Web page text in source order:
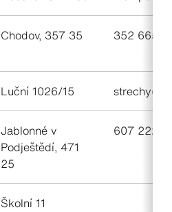
Chodov, 357 35 352 665
Luční 1026/15
Jablonné v
Podještědí, 471
25
607 222
Školní 11